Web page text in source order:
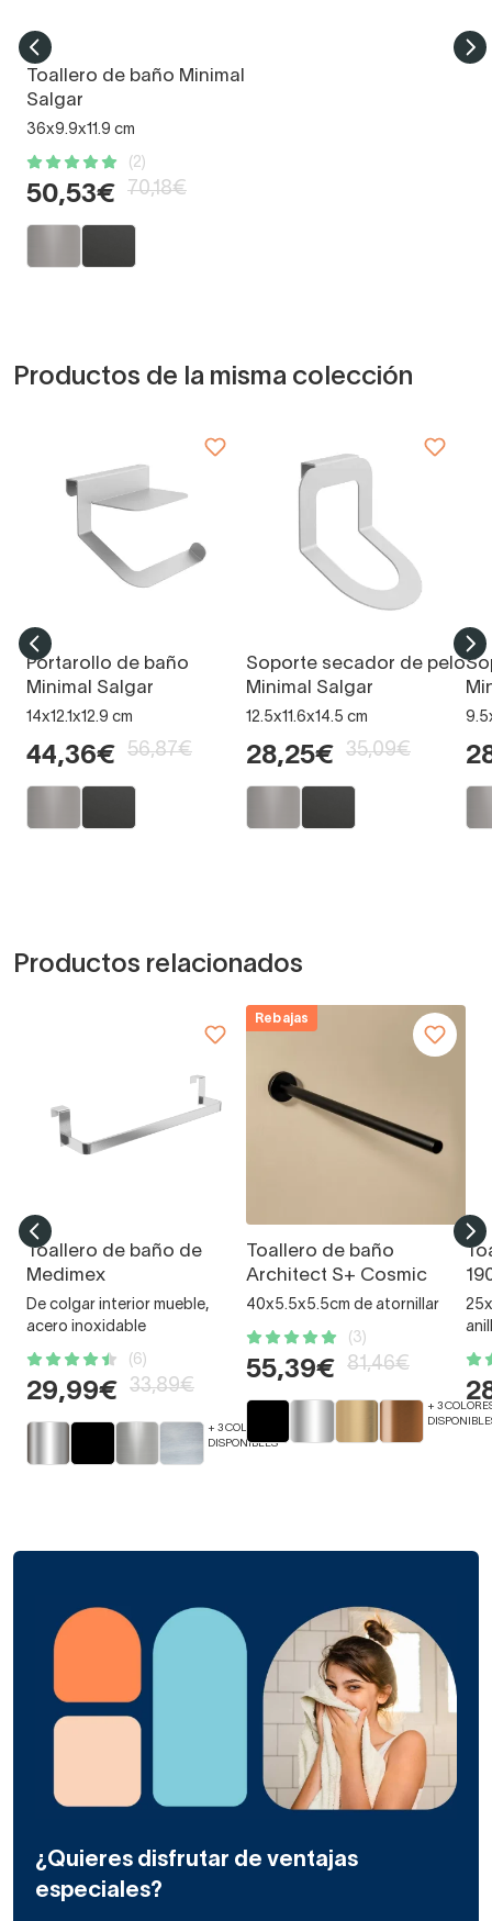
Toallero de baño Minimal
Salgar
36x9.9x11.9 cm
(2)
50,53€ 70,18€
Productos de la misma colección
Portarollo de baño
Minimal Salgar
14x12.1x12.9 cm
44,36€ 56,87€
Soporte secador de pelo
Minimal Salgar
12.5x11.6x14.5 cm
28,25€ 35,09€
Productos relacionados
Toallero de baño de
Medimex
De colgar interior mueble,
acero inoxidable
(6)
29,99€ 33,89€
+ 3 COLORES
DISPONIBLES
Rebajas
Toallero de baño
Architect S+ Cosmic
40x5.5x5.5cm de atornillar
(3)
55,39€ 81,46€
+ 3
¿Quieres disfrutar de ventajas
especiales?